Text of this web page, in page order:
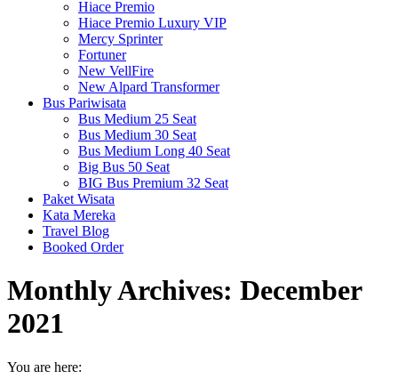
Hiace Premio
Hiace Premio Luxury VIP
Mercy Sprinter
Fortuner
New VellFire
New Alpard Transformer
Bus Pariwisata
Bus Medium 25 Seat
Bus Medium 30 Seat
Bus Medium Long 40 Seat
Big Bus 50 Seat
BIG Bus Premium 32 Seat
Paket Wisata
Kata Mereka
Travel Blog
Booked Order
Monthly Archives: December
2021
You are here: